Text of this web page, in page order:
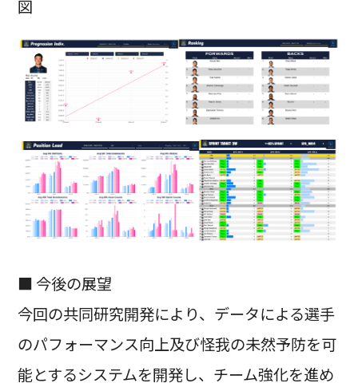
図
■ 今後の展望
今回の共同研究開発により、データによる選手
のパフォーマンス向上及び怪我の未然予防を可
能とするシステムを開発し、チーム強化を進め